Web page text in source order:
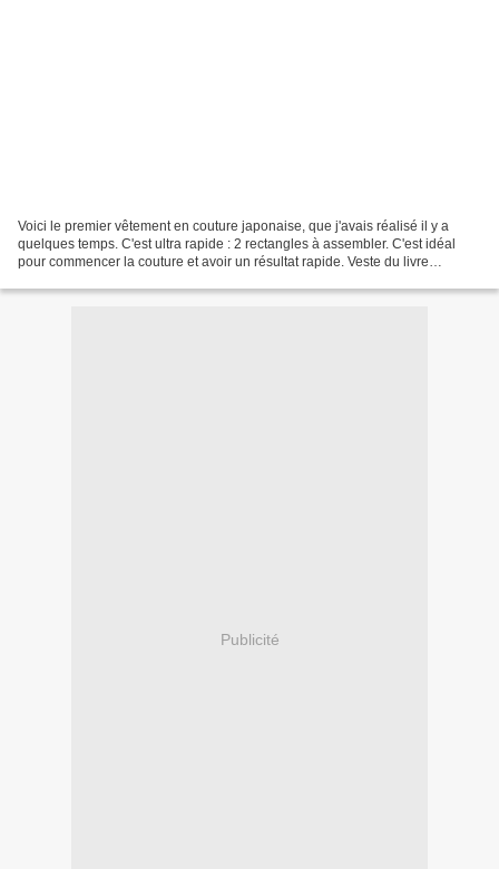
Voici le premier vêtement en couture japonaise, que j'avais réalisé il y a
quelques temps. C'est ultra rapide : 2 rectangles à assembler. C'est idéal
pour commencer la couture et avoir un résultat rapide. Veste du livre
Publicité